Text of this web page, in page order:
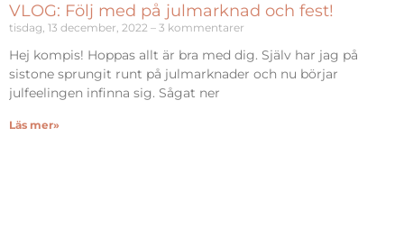
VLOG: Följ med på julmarknad och fest!
tisdag, 13 december, 2022 3 kommentarer
Hej kompis! Hoppas allt är bra med dig. Själv har jag på
sistone sprungit runt på julmarknader och nu börjar
julfeelingen infinna sig. Sågat ner
Läs mer»